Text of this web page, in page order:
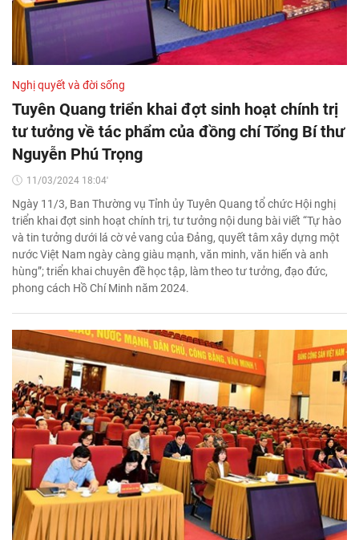
Nghị quyết và đời sống
Tuyên Quang triển khai đợt sinh hoạt chính trị
tư tưởng về tác phẩm của đồng chí Tổng Bí thư
Nguyễn Phú Trọng
11/03/2024 18:04'
Ngày 11/3, Ban Thường vụ Tỉnh ủy Tuyên Quang tổ chức Hội nghị
triển khai đợt sinh hoạt chính trị, tư tưởng nội dung bài viết “Tự hào
và tin tưởng dưới lá cờ vẻ vang của Đảng, quyết tâm xây dựng một
nước Việt Nam ngày càng giàu mạnh, văn minh, văn hiến và anh
hùng”; triển khai chuyên đề học tập, làm theo tư tưởng, đạo đức,
phong cách Hồ Chí Minh năm 2024.